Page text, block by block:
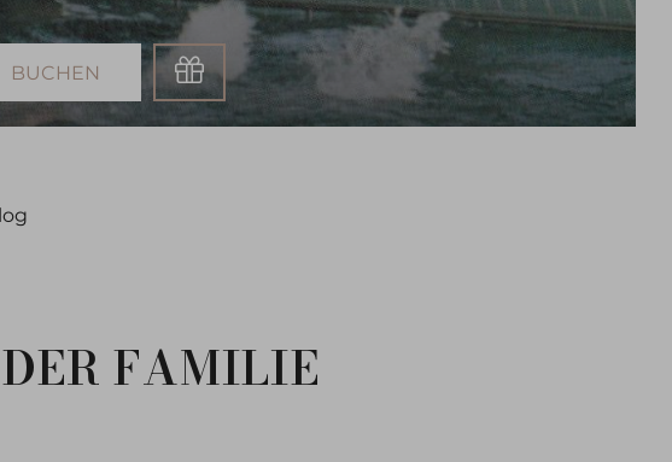
Gutschein
FAMILIE